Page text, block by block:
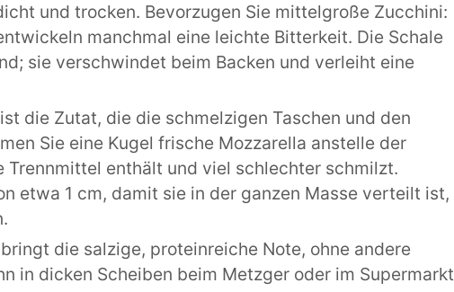
und trocken. Bevorzugen Sie mittelgroße Zucchini:
manchmal eine leichte Bitterkeit. Die Schale
sie verschwindet beim Backen und verleiht eine
die Zutat, die die schmelzigen Taschen und den
Sie eine Kugel frische Mozzarella anstelle der
Trennmittel enthält und viel schlechter schmilzt.
etwa 1 cm, damit sie in der ganzen Masse verteilt ist,
die salzige, proteinreiche Note, ohne andere
in dicken Scheiben beim Metzger oder im Supermarkt